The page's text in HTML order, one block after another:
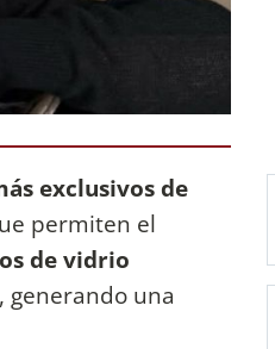
exclusivos de
permiten el
de vidrio
una